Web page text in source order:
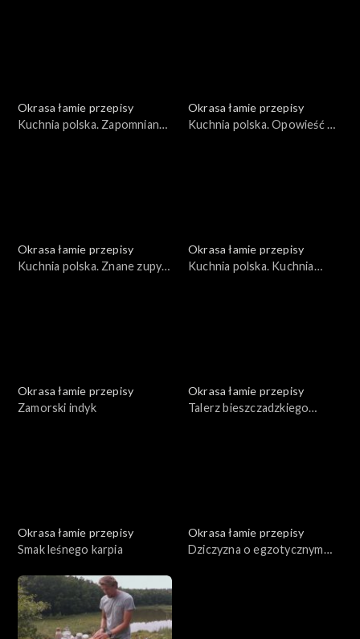
Okrasa łamie przepisy
Kuchnia polska. Zapomniany
Okrasa łamie przepisy
Kuchnia polska. Opowieść o
Okrasa łamie przepisy
Kuchnia polska. Znane zupy
Okrasa łamie przepisy
Kuchnia polska. Kuchnia
Okrasa łamie przepisy
Zamorski indyk
Okrasa łamie przepisy
Talerz bieszczadzkiego
Okrasa łamie przepisy
Smak leśnego karpia
Okrasa łamie przepisy
Dziczyzna o egzotycznym